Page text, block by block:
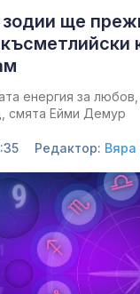
ще
енергия за любов,
смята Ейми Демур
Редактор: